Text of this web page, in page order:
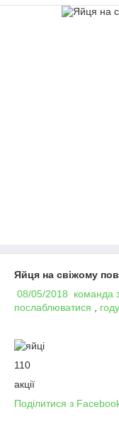
Яйця на свіжому
08/05/2018
команда
послаблюватися
110
акції
Поділитися з